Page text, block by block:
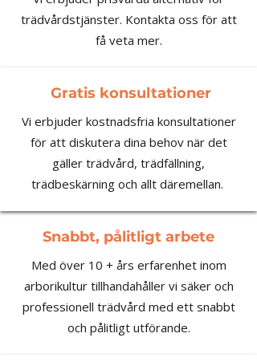
trädvårdstjänster. Kontakta oss för att
få veta mer.
Gratis konsultationer
Vi erbjuder kostnadsfria konsultationer
för att diskutera dina behov när det
gäller trädvård, trädfällning,
trädbeskärning och allt däremellan.
Snabbt, pålitligt arbete
Med över 10 + års erfarenhet inom
arborikultur tillhandahåller vi säker och
professionell trädvård med ett snabbt
och pålitligt utförande.